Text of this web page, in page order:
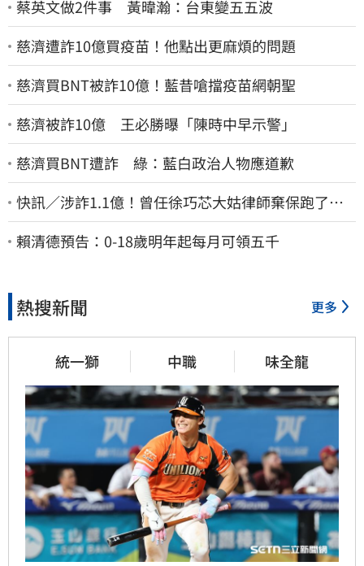
蔡英文做2件事 黃暐瀚：台東變五五波
慈濟遭詐10億買疫苗！他點出更麻煩的問題
慈濟買BNT被詐10億！藍昔嗆擋疫苗網朝聖
慈濟被詐10億 王必勝曝「陳時中早示警」
慈濟買BNT遭詐 綠：藍白政治人物應道歉
快訊／涉詐1.1億！曾任徐巧芯大姑律師棄保跑了…
媽也離境 桃檢發通緝
賴清德預告：0-18歲明年起每月可領五千
熱搜新聞 更多
統一獅 中職 味全龍